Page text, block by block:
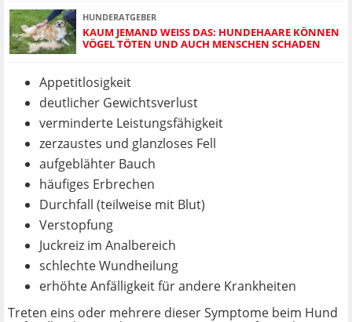
HUNDERATGEBER
KAUM JEMAND WEISS DAS: HUNDEHAARE KÖNNEN V
ÖGEL TÖTEN UND AUCH MENSCHEN SCHADEN
Appetitlosigkeit
deutlicher Gewichtsverlust
verminderte Leistungsfähigkeit
zerzaustes und glanzloses Fell
aufgeblähter Bauch
häufiges Erbrechen
Durchfall (teilweise mit Blut)
Verstopfung
Juckreiz im Analbereich
schlechte Wundheilung
erhöhte Anfälligkeit für andere Krankheiten
Treten eins oder mehrere dieser Symptome beim Hund